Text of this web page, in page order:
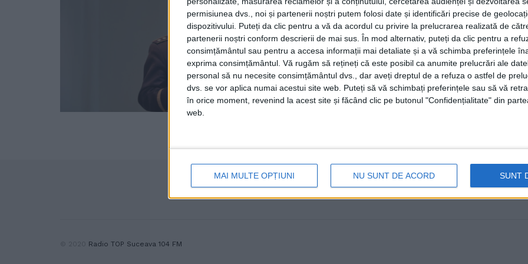
permisiunea dvs., noi și partenerii noștri putem folosi date și identificări precise de
dispozitivului. Puteți da clic pentru a vă da acordul cu privire la prelucrarea realizată de
partenerii noștri conform descrierii de mai sus. În mod alternativ, puteți da clic pentru a
consimțământul sau pentru a accesa informații mai detaliate și a vă schimba preferințele
exprima consimțământul. Vă rugăm să rețineți că este posibil ca anumite prelucrări ale
personal să nu necesite consimțământul dvs., dar aveți dreptul de a refuza o astfel de
dvs. se vor aplica numai acestui site web. Puteți să vă schimbați preferințele sau să vă
în orice moment, revenind la acest site și făcând clic pe butonul "Confidențialitate" din
web.
MAI MULTE OPȚIUNI NU SUNT DE ACORD SUNT
verificați în detaliu o ofertă
victime ale înșelăciunilor”
13 IULIE, 2025
Inspectoratul de Poliție Județean Suceava atrage
înșelăciunilor prin intermediul anunțurilor de închiriere
Radio TOP Suceava 104 FM